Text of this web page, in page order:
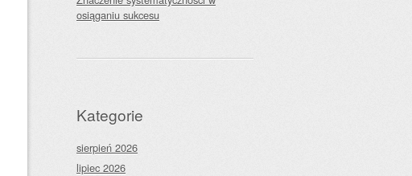
osiąganiu sukcesu
Kategorie
sierpień 2026
lipiec 2026